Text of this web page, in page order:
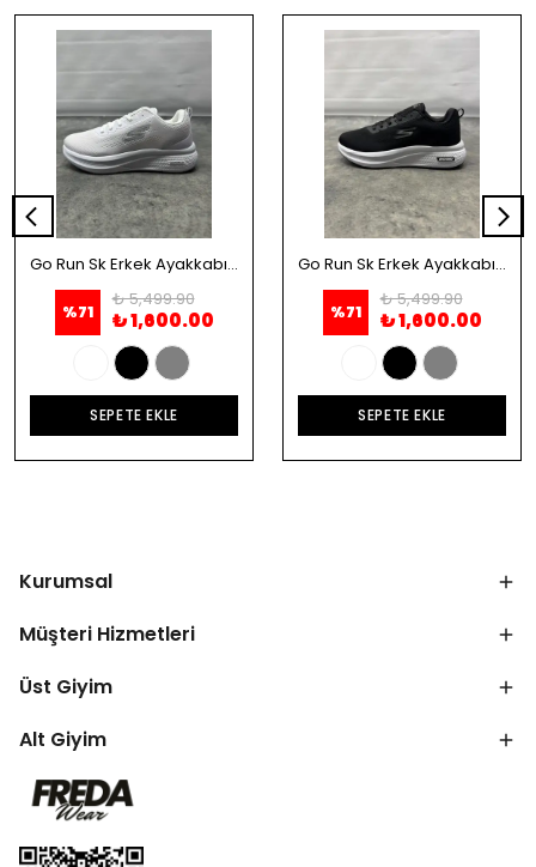
Go Run Sk Erkek Ayakkabı - Beyaz
%71
₺ 5,499.90
₺ 1,600.00
SEPETE EKLE
Go Run Sk Erkek Ayakkabı - Siyah
%71
₺ 5,499.90
₺ 1,600.00
SEPETE EKLE
Kurumsal
Müşteri Hizmetleri
Üst Giyim
Alt Giyim